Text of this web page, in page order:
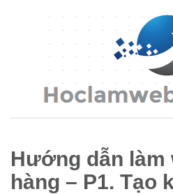
Hướng dẫn làm
hàng – P1. Tạo